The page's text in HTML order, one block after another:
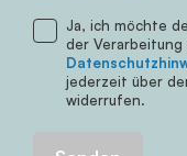
Ja, ich möchte
der
jederzeit über
widerrufen.